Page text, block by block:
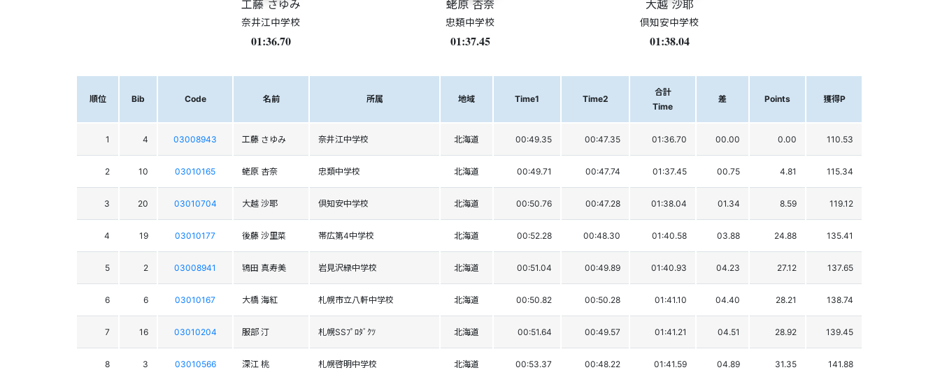
工藤 さゆみ
奈井江中学校
01:36.70
蛯原 杏奈
忠類中学校
01:37.45
大越 沙耶
倶知安中学校
01:38.04
順位 Bib Code 名前 所属 地域 Time1 Time2
合計
Time
差 Points 獲得P
1 4 03008943 工藤 さゆみ 奈井江中学校 北海道 00:49.35 00:47.35 01:36.70 00.00 0.00 110.53
2 10 03010165 蛯原 杏奈 忠類中学校 北海道 00:49.71 00:47.74 01:37.45 00.75 4.81 115.34
3 20 03010704 大越 沙耶 倶知安中学校 北海道 00:50.76 00:47.28 01:38.04 01.34 8.59 119.12
4 19 03010177 後藤 沙里菜 帯広第4中学校 北海道 00:52.28 00:48.30 01:40.58 03.88 24.88 135.41
5 2 03008941 鴇田 真寿美 岩見沢緑中学校 北海道 00:51.04 00:49.89 01:40.93 04.23 27.12 137.65
6 6 03010167 大橋 海紅 札幌市立八軒中学校 北海道 00:50.82 00:50.28 01:41.10 04.40 28.21 138.74
7 16 03010204 服部 汀 札幌SSﾌﾟﾛﾀﾞｸﾂ 北海道 00:51.64 00:49.57 01:41.21 04.51 28.92 139.45
8 3 03010566 深江 桃 札幌啓明中学校 北海道 00:53.37 00:48.22 01:41.59 04.89 31.35 141.88